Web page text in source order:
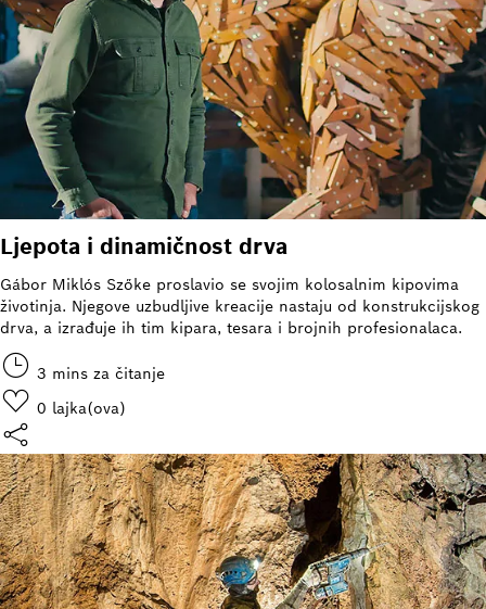
Ljepota i dinamičnost drva
Gábor Miklós Szőke proslavio se svojim kolosalnim kipovima
životinja. Njegove uzbudljive kreacije nastaju od konstrukcijskog
drva, a izrađuje ih tim kipara, tesara i brojnih profesionalaca.
3 mins za čitanje
0 lajka(ova)